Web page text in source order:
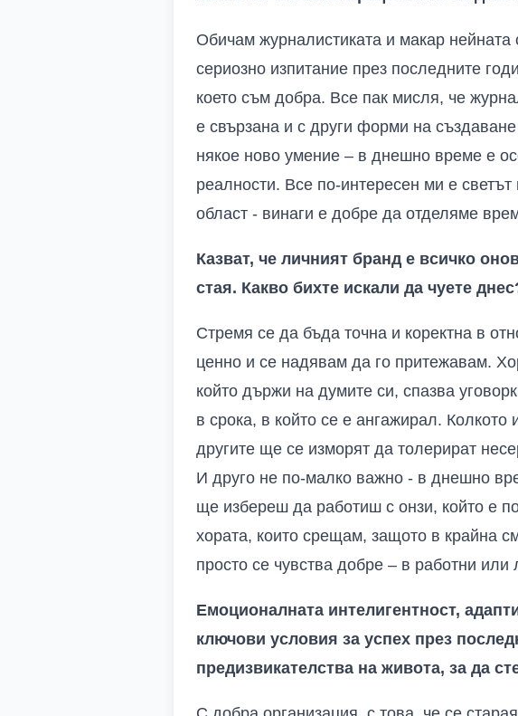
Обичам журналистиката и макар нейната
сериозно изпитание през последните
което съм добра. Все пак мисля, че
е свързана и с други форми на
някое ново умение – в днешно време е
реалности. Все по-интересен ми е светът
област - винаги е добре да отделяме
Казват, че личният бранд е всичко
стая. Какво бихте искали да чуете
Стремя се да бъда точна и коректна в
ценно и се надявам да го притежавам.
който държи на думите си, спазва
в срока, в който се е ангажирал.
другите ще се изморят да толерират
И друго не по-малко важно - в днешно
ще избереш да работиш с онзи, който е
хората, които срещам, защото в крайна
просто се чувства добре – в работни
Емоционалната интелигентност,
ключови условия за успех през
предизвикателства на живота, за да